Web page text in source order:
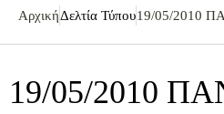
ΑρχικήΔελτία Τύπου19/05/2010
19/05/2010